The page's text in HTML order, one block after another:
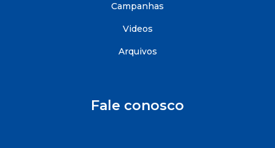
Campanhas
Videos
Arquivos
Fale conosco